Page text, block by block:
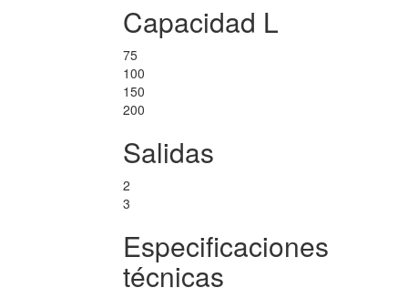
Capacidad L
75
100
150
200
Salidas
2
3
Especificaciones
técnicas